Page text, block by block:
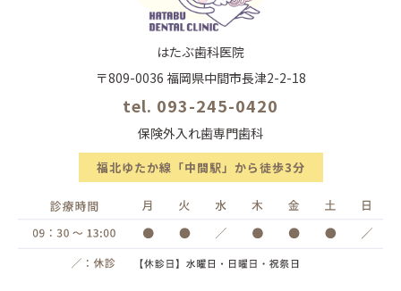
はたぶ歯科医院
〒809-0036 福岡県中間市長津2-2-18
tel. 093-245-0420
保険外入れ歯専門歯科
福北ゆたか線「中間駅」から徒歩3分